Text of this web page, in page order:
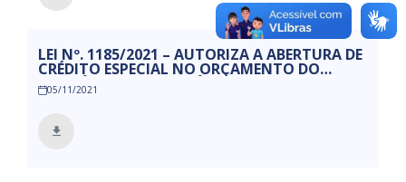
ATENDER AS SUAS NECESSIDADES.
LEI Nº. 1185/2021 – AUTORIZA A ABERTURA DE
CRÉDITO ESPECIAL NO ORÇAMENTO DO
EXERCÍCIO DE 2021 E DÁ OUTRAS
PROVIDENCIAS.
05/11/2021